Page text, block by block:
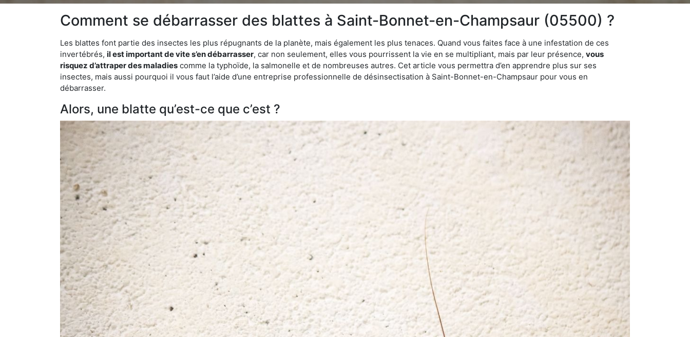
Comment se débarrasser des blattes à Saint-Bonnet-en-Champsaur (05500) ?
Les blattes font partie des insectes les plus répugnants de la planète, mais également les plus tenaces. Quand vous faites face à une infestation de ces
invertébrés, il est important de vite s’en débarrasser, car non seulement, elles vous pourrissent la vie en se multipliant, mais par leur présence, vous
risquez d’attraper des maladies comme la typhoïde, la salmonelle et de nombreuses autres. Cet article vous permettra d’en apprendre plus sur ses
insectes, mais aussi pourquoi il vous faut l’aide d’une entreprise professionnelle de désinsectisation à Saint-Bonnet-en-Champsaur pour vous en
débarrasser.
Alors, une blatte qu’est-ce que c’est ?